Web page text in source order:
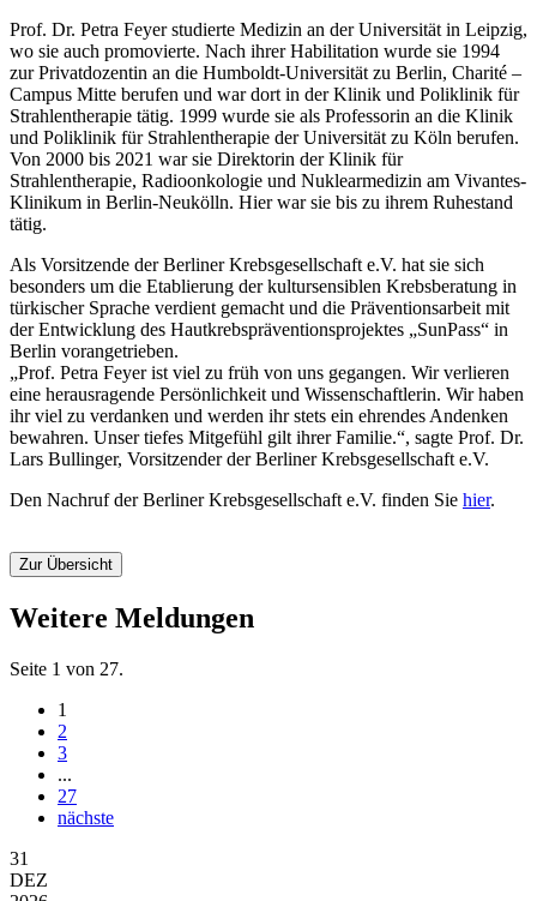
Prof. Dr. Petra Feyer studierte Medizin an der Universität in Leipzig,
wo sie auch promovierte. Nach ihrer Habilitation wurde sie 1994
zur Privatdozentin an die Humboldt-Universität zu Berlin, Charité –
Campus Mitte berufen und war dort in der Klinik und Poliklinik für
Strahlentherapie tätig. 1999 wurde sie als Professorin an die Klinik
und Poliklinik für Strahlentherapie der Universität zu Köln berufen.
Von 2000 bis 2021 war sie Direktorin der Klinik für
Strahlentherapie, Radioonkologie und Nuklearmedizin am Vivantes-
Klinikum in Berlin-Neukölln. Hier war sie bis zu ihrem Ruhestand
tätig.
Als Vorsitzende der Berliner Krebsgesellschaft e.V. hat sie sich
besonders um die Etablierung der kultursensiblen Krebsberatung in
türkischer Sprache verdient gemacht und die Präventionsarbeit mit
der Entwicklung des Hautkrebspräventionsprojektes „SunPass“ in
Berlin vorangetrieben.
„Prof. Petra Feyer ist viel zu früh von uns gegangen. Wir verlieren
eine herausragende Persönlichkeit und Wissenschaftlerin. Wir haben
ihr viel zu verdanken und werden ihr stets ein ehrendes Andenken
bewahren. Unser tiefes Mitgefühl gilt ihrer Familie.“, sagte Prof. Dr.
Lars Bullinger, Vorsitzender der Berliner Krebsgesellschaft e.V.
Den Nachruf der Berliner Krebsgesellschaft e.V. finden Sie hier.
Zur Übersicht
Weitere Meldungen
Seite 1 von 27.
1
2
3
...
27
nächste
31
DEZ